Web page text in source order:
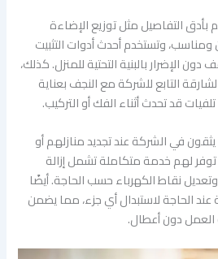
التفاصيل مثل توزيع الإضاءة
وتستخدم أحدث أدوات التثبيت
الإضرار بالبنية التحتية للمنزل. كذلك،
التابع للشركة مع النجف بعناية
قد تحدث أثناء الفك أو التركيب.
في الشركة عند تجديد منازلهم أو
توفر لهم خدمة متكاملة تشمل إزالة
وتعديل نقاط الكهرباء حسب الحاجة. أيضًا
عند الحاجة لاستبدال أي جزء، مما يضمن
العمل دون أعطال.